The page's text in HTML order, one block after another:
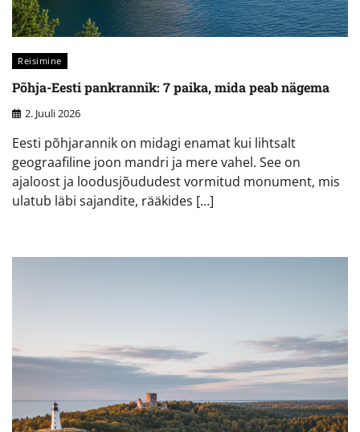
Reisimine
Põhja-Eesti pankrannik: 7 paika, mida peab nägema
2. Juuli 2026
Eesti põhjarannik on midagi enamat kui lihtsalt
geograafiline joon mandri ja mere vahel. See on
ajaloost ja loodusjõududest vormitud monument, mis
ulatub läbi sajandite, rääkides […]